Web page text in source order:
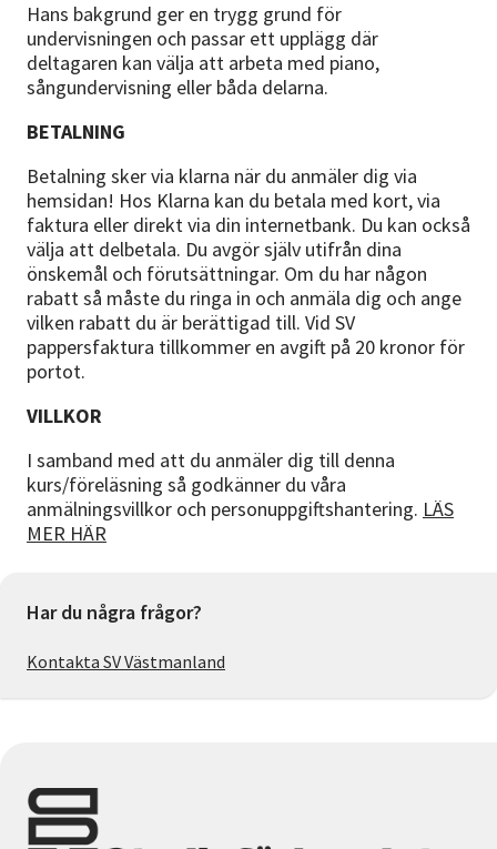
Hans bakgrund ger en trygg grund för
undervisningen och passar ett upplägg där
deltagaren kan välja att arbeta med piano,
sångundervisning eller båda delarna.
BETALNING
Betalning sker via klarna när du anmäler dig via
hemsidan! Hos Klarna kan du betala med kort, via
faktura eller direkt via din internetbank. Du kan också
välja att delbetala. Du avgör själv utifrån dina
önskemål och förutsättningar. Om du har någon
rabatt så måste du ringa in och anmäla dig och ange
vilken rabatt du är berättigad till. Vid SV
pappersfaktura tillkommer en avgift på 20 kronor för
portot.
VILLKOR
I samband med att du anmäler dig till denna
kurs/föreläsning så godkänner du våra
anmälningsvillkor och personuppgiftshantering. LÄS
MER HÄR
Har du några frågor?
Kontakta SV Västmanland